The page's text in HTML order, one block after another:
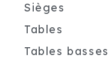
Sièges
Tables
Tables basses